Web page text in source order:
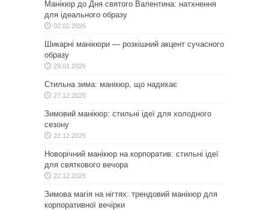
Манікюр до Дня святого Валентина: натхнення
для ідеального образу
02.02.2026
Шикарні манікюри — розкішний акцент сучасного
образу
29.01.2026
Стильна зима: манікюр, що надихає
27.12.2025
Зимовий манікюр: стильні ідеї для холодного
сезону
22.12.2025
Новорічний манікюр на корпоратив: стильні ідеї
для святкового вечора
22.12.2025
Зимова магія на нігтях: трендовий манікюр для
корпоративної вечірки